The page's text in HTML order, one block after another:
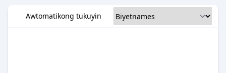
Awtomatikong tukuyin